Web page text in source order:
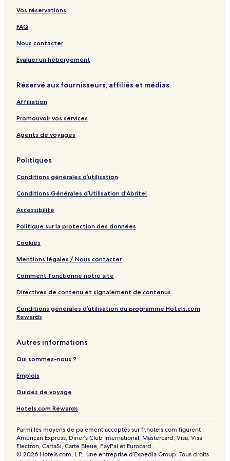
y
n
i
o
i
n
f
o
e
M
m
b
e
r
t
e
C
a
y
g
C
l
l
e
c
i
o
d
e
n
s
i
l
d
l
f
e
u
g
e
&
S
p
a
t
e
l
l
a
n
d
i
a
Vos réservations
FAQ
Nous contacter
Évaluer un hébergement
Réservé aux fournisseurs, affiliés et médias
Affiliation
Promouvoir vos services
Agents de voyages
Politiques
Conditions générales d’utilisation
Conditions Générales d’Utilisation d’Abritel
Accessibilité
Politique sur la protection des données
Cookies
Mentions légales / Nous contacter
Comment fonctionne notre site
Directives de contenu et signalement de contenus
Conditions générales d’utilisation du programme Hotels.com
Rewards
Autres informations
Qui sommes-nous ?
Emplois
Guides de voyage
Hotels.com Rewards
Parmi les moyens de paiement acceptés sur fr.hotels.com figurent :
American Express, Diner’s Club International, Mastercard, Visa, Visa
Electron, CartaSi, Carte Bleue, PayPal et Eurocard.
© 2026 Hotels.com, L.P., une entreprise d’Expedia Group. Tous droits